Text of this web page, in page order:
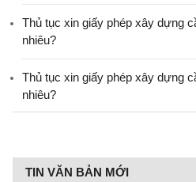
Thủ tục xin giấy phép xây dựng
nhiêu?
Thủ tục xin giấy phép xây dựng
nhiêu?
TIN VĂN BẢN MỚI